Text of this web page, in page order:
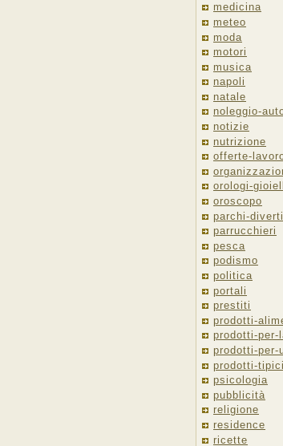
medicina
meteo
moda
motori
musica
napoli
natale
noleggio-
notizie
nutrizione
offerte-
orologi-
oroscopo
parchi-
parrucchieri
pesca
podismo
politica
portali
prestiti
prodotti-
prodotti-per-
prodotti-per-
prodotti-tipici
psicologia
pubblicità
religione
residence
ricette